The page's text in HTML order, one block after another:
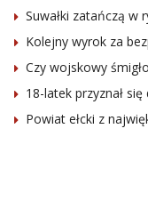
Suwałki zatańczą w
Kolejny wyrok za
Czy wojskowy
18-latek przyznał
Powiat ełcki z